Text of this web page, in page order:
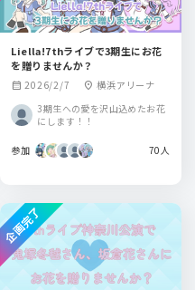
Liella!7thライブで3期生にお花
を贈りませんか？
calendar_month 2026/2/7 location_on 横浜アリーナ
3期生への愛を沢山込めたお花
にします！！
参加 70人
企画完了